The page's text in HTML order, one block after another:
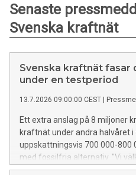
Senaste
Svenska kraftnät
Svenska kraftnät fasar
under en testperiod
13.7.2026 09:00:00 CEST |
Ett extra anslag på 8 miljoner
kraftnät under andra halvåret i
uppskattningsvis 700 000-800
med fossilfria alternativ. "Vi
fossilfria drivmedel bidrar till